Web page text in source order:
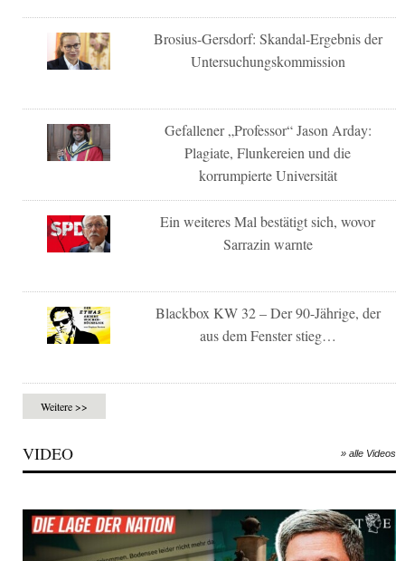
Brosius-Gersdorf: Skandal-Ergebnis der
Untersuchungskommission
Gefallener „Professor“ Jason Arday:
Plagiate, Flunkereien und die
korrumpierte Universität
Ein weiteres Mal bestätigt sich, wovor
Sarrazin warnte
Blackbox KW 32 – Der 90-Jährige, der
aus dem Fenster stieg…
Weitere >>
VIDEO » alle Videos